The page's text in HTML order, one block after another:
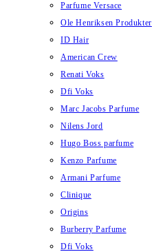
Parfume Versace
Ole Henriksen Produkter
ID Hair
American Crew
Renati Voks
Dfi Voks
Marc Jacobs Parfume
Nilens Jord
Hugo Boss parfume
Kenzo Parfume
Armani Parfume
Clinique
Origins
Burberry Parfume
Dfi Voks